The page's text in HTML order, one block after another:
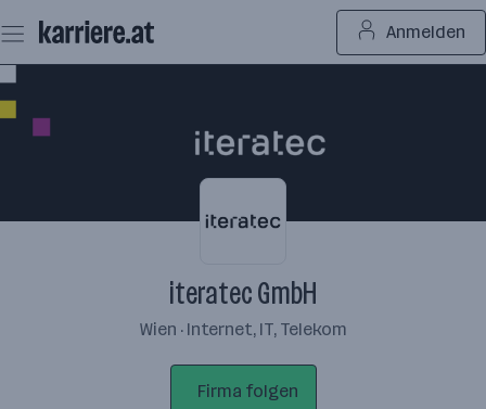
Seiteninhalt
springen
Anmelden
iteratec GmbH
Wien · Internet, IT, Telekom
Firma folgen